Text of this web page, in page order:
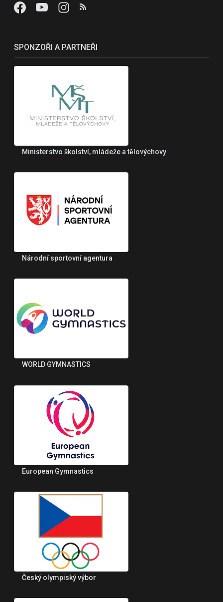
SPONZOŘI A PARTNEŘI
Ministerstvo školství, mládeže a tělovýchovy
Národní sportovní agentura
WORLD GYMNASTICS
European Gymnastics
Český olympiský výbor